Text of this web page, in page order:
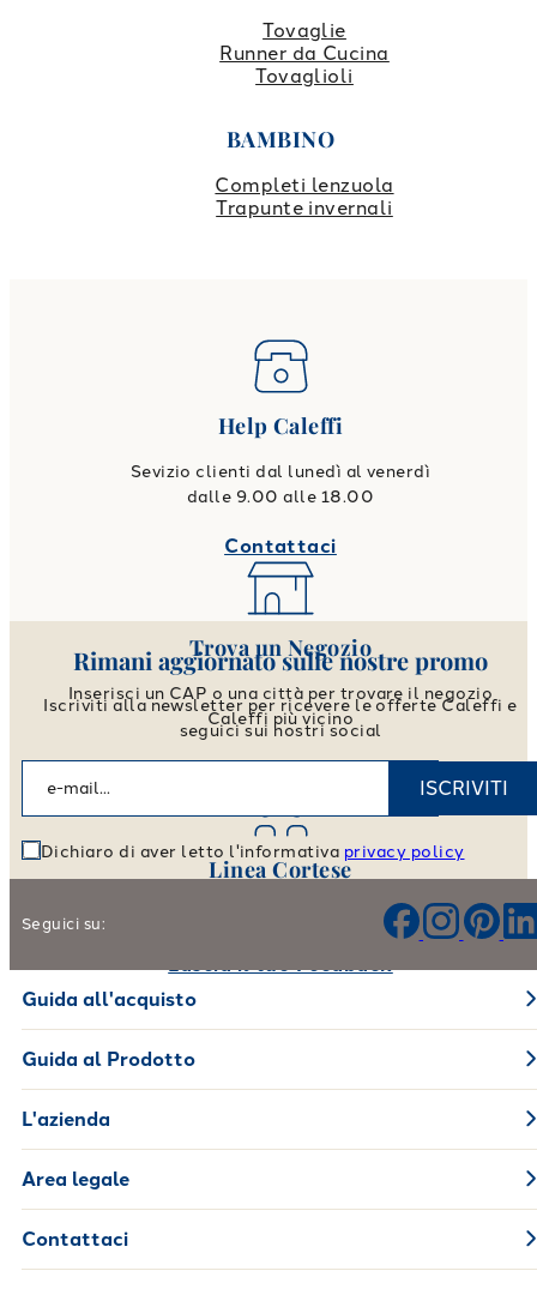
Tovaglie
Runner da Cucina
Tovaglioli
BAMBINO
Completi lenzuola
Trapunte invernali
Help Caleffi
Sevizio clienti dal lunedì al venerdì
dalle 9.00 alle 18.00
Contattaci
Trova un Negozio
Inserisci un CAP o una città per trovare il negozio
Caleffi più vicino
Vai allo store locator
Linea Cortese
Aiutaci a migliorare i nostri prodotti e il nostro servizio
Rimani aggiornato sulle nostre promo
Iscriviti alla newsletter per ricevere le offerte Caleffi e
seguici sui nostri social
ISCRIVITI
Dichiaro di aver letto l'informativa privacy policy
Seguici su:
Guida all'acquisto
Guida al Prodotto
L'azienda
Area legale
Contattaci